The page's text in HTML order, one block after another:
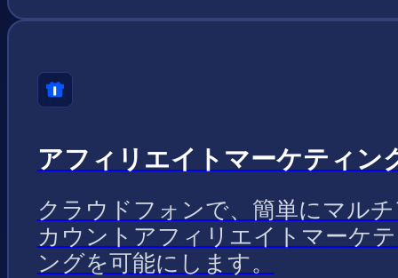
アフィリエイトマーケティン
クラウドフォンで、簡単にマル
カウントアフィリエイトマーケ
ングを可能にします。